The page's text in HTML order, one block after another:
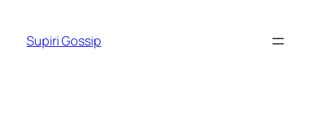
content
Supiri Gossip